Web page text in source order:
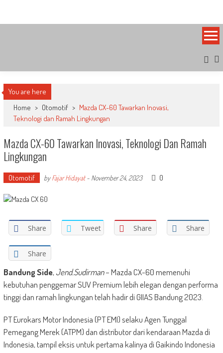
content
You are here
Home > Otomotif > Mazda CX-60 Tawarkan Inovasi,
Teknologi dan Ramah Lingkungan
Mazda CX-60 Tawarkan Inovasi, Teknologi Dan Ramah
Lingkungan
Otomotif byFajar Hidayat- November 24, 2023 0
Share Tweet Share Share
Share
Bandung Side, Jend.Sudirman– Mazda CX-60 memenuhi
kebutuhan penggemar SUV Premium lebih elegan dengan performa
tinggi dan ramah lingkungan telah hadir di GIIAS Bandung 2023.
PT Eurokars Motor Indonesia (PT EMI) selaku Agen Tunggal
Pemegang Merek (ATPM) dan distributor dari kendaraan Mazda di
Indonesia, tampil eksis untuk pertama kalinya di Gaikindo Indonesia